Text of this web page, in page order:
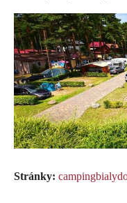
Stránky: